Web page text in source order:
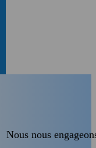
Nous nous